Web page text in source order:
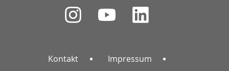
Kontakt Impressum